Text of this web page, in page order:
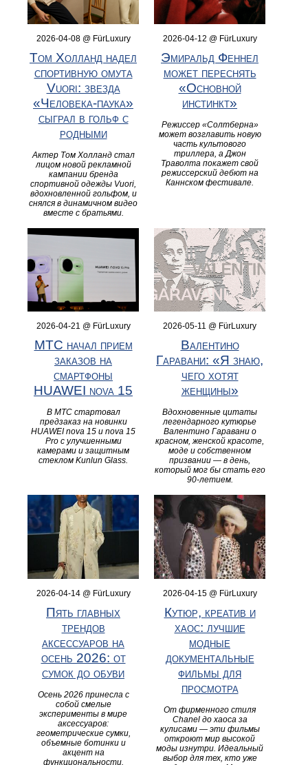
2026-04-08 @ FürLuxury
Том Холланд надел
спортивную омута
Vuori: звезда
«Человека-паука»
сыграл в гольф с
родными
Актер Том Холланд стал
лицом новой рекламной
кампании бренда
спортивной одежды Vuori,
вдохновленной гольфом, и
снялся в динамичном видео
вместе с братьями.
2026-04-12 @ FürLuxury
Эмиральд Феннел
может переснять
«Основной
инстинкт»
Режиссер «Солтберна»
может возглавить новую
часть культового
триллера, а Джон
Траволта покажет свой
режиссерский дебют на
Каннском фестивале.
2026-04-21 @ FürLuxury
МТС начал прием
заказов на
смартфоны
HUAWEI nova 15
В МТС стартовал
предзаказ на новинки
HUAWEI nova 15 и nova 15
Pro с улучшенными
камерами и защитным
стеклом Kunlun Glass.
2026-05-11 @ FürLuxury
Валентино
Гаравани: «Я знаю,
чего хотят
женщины»
Вдохновенные цитаты
легендарного кутюрье
Валентино Гаравани о
красном, женской красоте,
моде и собственном
призвании — в день,
который мог бы стать его
90-летием.
2026-04-14 @ FürLuxury
Пять главных
трендов
аксессуаров на
осень 2026: от
сумок до обуви
Осень 2026 принесла с
собой смелые
эксперименты в мире
аксессуаров:
геометрические сумки,
объемные ботинки и
акцент на
функциональности.
2026-04-15 @ FürLuxury
Кутюр, креатив и
хаос: лучшие
модные
документальные
фильмы для
просмотра
От фирменного стиля
Chanel до хаоса за
кулисами — эти фильмы
откроют мир высокой
моды изнутри. Идеальный
выбор для тех, кто уже